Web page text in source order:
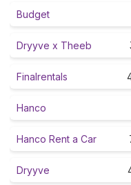
Budget
Dryyve x Theeb
Finalrentals
Hanco
Hanco Rent a Car
Dryyve